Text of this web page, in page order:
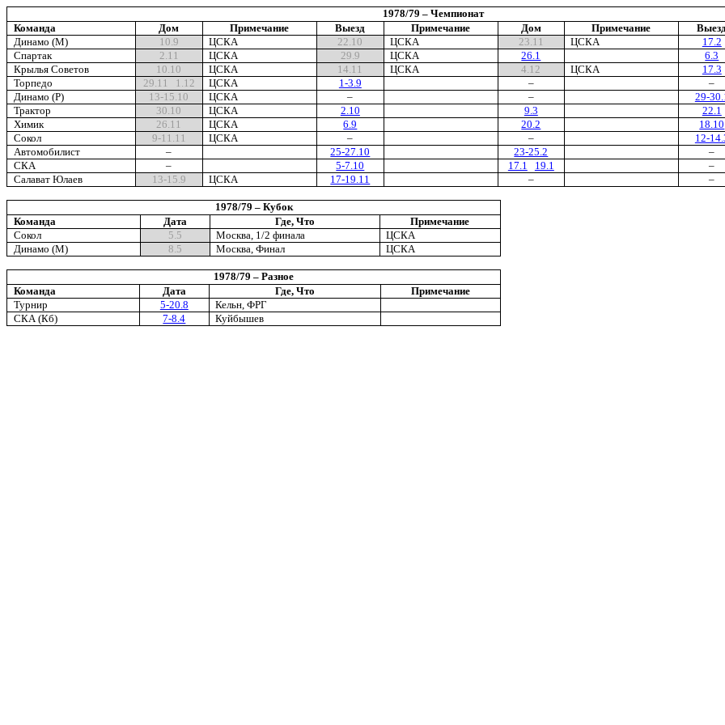
1978/79 – Чемпионат
Команда
Дом Примечание Выезд Примечание Дом Примечание
Динамо (М)
10.9 ЦСКА 22.10 ЦСКА 23.11 ЦСКА
17.2
Спартак
2.11 ЦСКА 29.9 ЦСКА 26.1
6.3
Крылья Советов
10.10 ЦСКА 14.11 ЦСКА 4.12 ЦСКА
17.3
Торпедо
29.11 1.12 ЦСКА 1-3.9 –
–
Динамо (Р)
13-15.10 ЦСКА – –
29-
Трактор
30.10 ЦСКА 2.10 9.3
22.1
Химик
26.11 ЦСКА 6.9 20.2
18.10
Сокол
9-11.11 ЦСКА – –
12-
Автомобилист
– 25-27.10 23-25.2
–
СКА
– 5-7.10 17.1 19.1
–
Салават Юлаев
13-15.9 ЦСКА 17-19.11 – –
1978/79 – Кубок
Команда
Дата Где, Что
Примечание
Сокол
5.5 Москва, 1/2 финала
ЦСКА
Динамо (М)
8.5 Москва, Финал ЦСКА
1978/79 – Разное
Команда
Дата Где, Что
Примечание
Турнир
5-20.8
Кельн, ФРГ
СКА (Кб)
7-8.4 Куйбышев